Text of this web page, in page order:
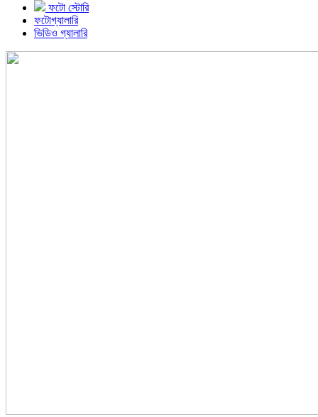
ফটো স্টোরি
ফটোগ্যালারি
ভিডিও গ্যালারি